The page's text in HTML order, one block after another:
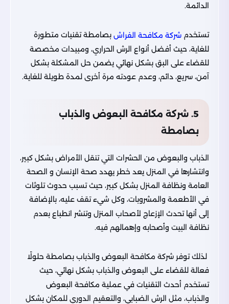
الدائمة.
تستخدم شركة مكافحة الفراش بصامطة تقنيات متطورة
للغاية، حيث أفضل أنواع الرش الحراري، ومبيدات مخصصة
للقضاء على البق بشكل نهائي يضمن حل المشكلة بشكل
آمن، سريع، دائم، وعدم عودته مرة أخرى لمدة طويلة للغاية.
5. شركة مكافحة البعوض والذباب
بصامطة
الذباب والبعوض من الحشرات التي تنقل الأمراض بشكل كبير،
وانتشارها في المنزل يعد خطر يهدد صحة الإنسان و الصحة
العامة ونظافة المنزل بشكل كبير، حيث تسبب حدوث تلوثات
في الأطعمة والمشروبات، وكل شيء تقف عليه، بالإضافة
إلى أنها تحدث الإزعاج لأصحاب المنزل وتنشر انطباع بعدم
نظافة البيت وأصحابه وإهمالهم فيه.
لذلك توفر شركة مكافحة البعوض والذباب بصامطة حلولًا
فعالة للقضاء على البعوض والذباب بشكل نهائي، حيث
تستخدم أحدث التقنيات في عملية مكافحة البعوض
والذباب، مثل الرش الضبابي، والتعقيم الدوري للمكان بشكل